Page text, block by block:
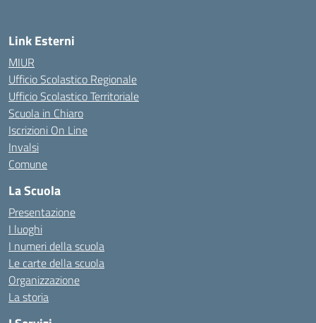
Link Esterni
MIUR
Ufficio Scolastico Regionale
Ufficio Scolastico Territoriale
Scuola in Chiaro
Iscrizioni On Line
Invalsi
Comune
La Scuola
Presentazione
I luoghi
I numeri della scuola
Le carte della scuola
Organizzazione
La storia